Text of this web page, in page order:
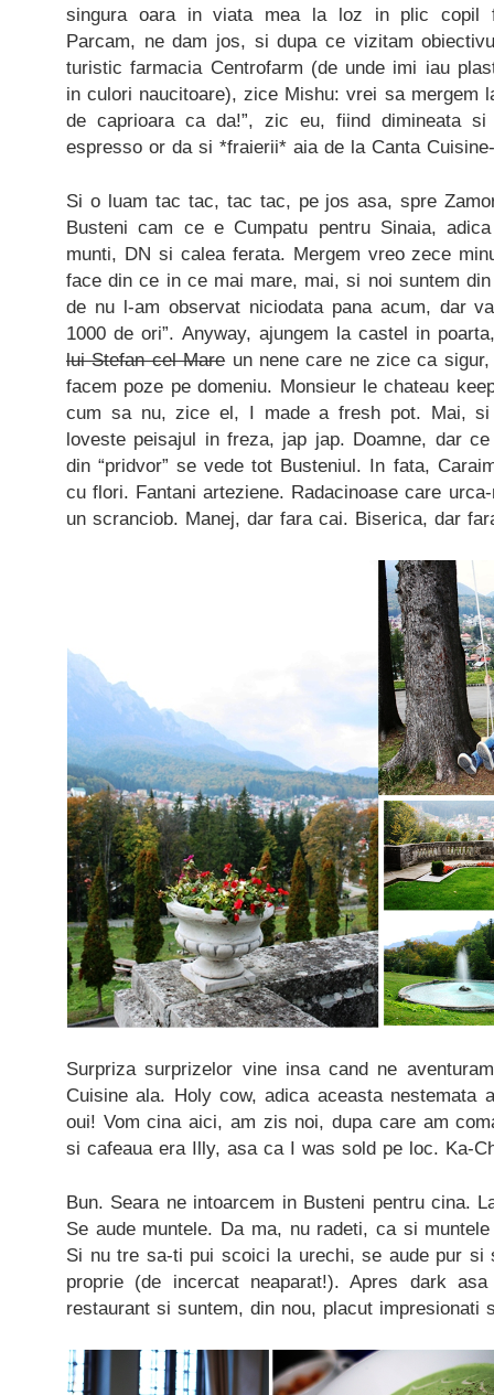
singura oara in viata mea la loz in plic copil
Parcam, ne dam jos, si dupa ce vizitam
turistic farmacia Centrofarm (de unde imi iau
in culori naucitoare), zice Mishu: vrei sa mergem
de caprioara ca da!”, zic eu, fiind dimineata si
espresso or da si *fraierii* aia de la Canta
Si o luam tac tac, tac tac, pe jos asa, spre
Busteni cam ce e Cumpatu pentru Sinaia,
munti, DN si calea ferata. Mergem vreo zece
face din ce in ce mai mare, mai, si noi suntem
de nu l-am observat niciodata pana acum, dar
1000 de ori”. Anyway, ajungem la castel in
lui Stefan cel Mareun nene care ne zice ca
facem poze pe domeniu. Monsieur le chateau
cum sa nu, zice el, I made a fresh pot. Mai,
loveste peisajul in freza, jap jap. Doamne, dar
din “pridvor” se vede tot Busteniul. In fata,
cu flori. Fantani arteziene. Radacinoase care
un scranciob. Manej, dar fara cai. Biserica, dar
Surpriza surprizelor vine insa cand ne
Cuisine ala. Holy cow, adica aceasta nestemata
oui! Vom cina aici, am zis noi, dupa care am
si cafeaua era Illy, asa ca I was sold pe loc. Ka-
Bun. Seara ne intoarcem in Busteni pentru cina.
Se aude muntele. Da ma, nu radeti, ca si
Si nu tre sa-ti pui scoici la urechi, se aude pur si
proprie (de incercat neaparat!). Apres dark
restaurant si suntem, din nou, placut impresionati